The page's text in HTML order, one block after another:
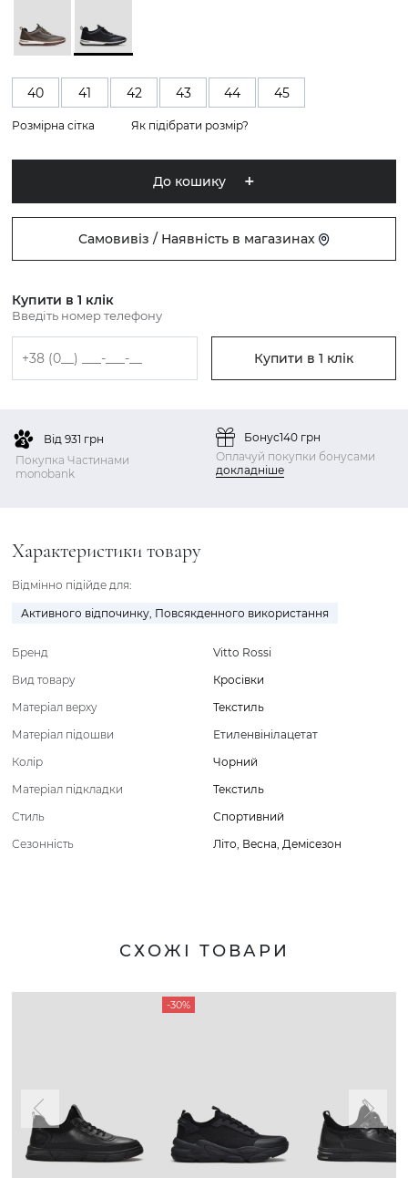
40 41 42 43 44 45
Розмірна сітка Як підібрати розмір?
До кошику
Самовивіз / Наявність в магазинах
Купити в 1 клік
Введіть номер телефону
Купити в 1 клік
Від 931 грн
Покупка Частинами
monobank
Бонус140 грн
Оплачуй покупки бонусами
докладніше
Характеристики товару
Відмінно підійде для:
Активного відпочинку, Повсякденного використання
Бренд
Vitto Rossi
Вид товару
Кросівки
Матеріал верху
Текстиль
Матеріал підошви
Етиленвінілацетат
Колір
Чорний
Матеріал підкладки
Текстиль
Стиль
Спортивний
Сезонність
Літо, Весна, Демісезон
СХОЖІ ТОВАРИ
-30%